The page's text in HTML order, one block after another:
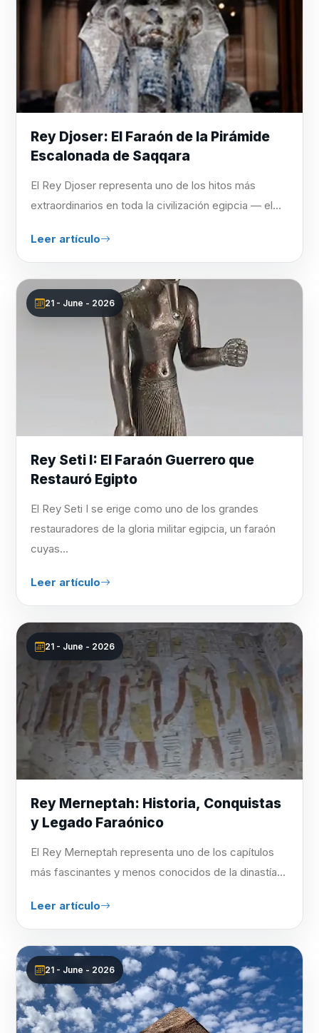
Rey Djoser: El Faraón de la Pirámide
Escalonada de Saqqara
El Rey Djoser representa uno de los hitos más
extraordinarios en toda la civilización egipcia — el...
Leer artículo
21 - June - 2026
Rey Seti I: El Faraón Guerrero que
Restauró Egipto
El Rey Seti I se erige como uno de los grandes
restauradores de la gloria militar egipcia, un faraón
cuyas...
Leer artículo
21 - June - 2026
Rey Merneptah: Historia, Conquistas
y Legado Faraónico
El Rey Merneptah representa uno de los capítulos
más fascinantes y menos conocidos de la dinastía...
Leer artículo
21 - June - 2026